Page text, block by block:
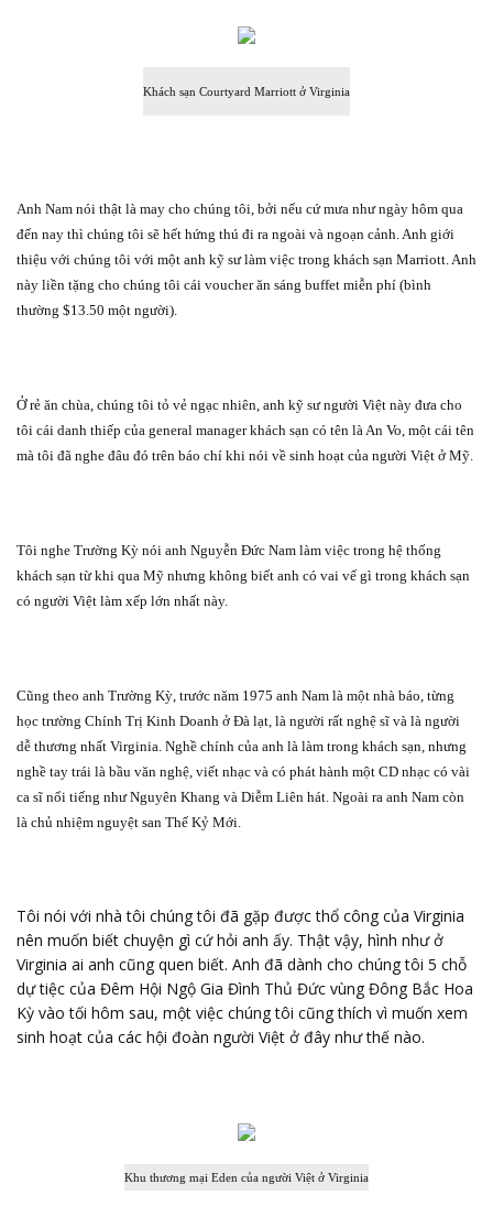
Khách sạn Courtyard Marriott ở Virginia
Anh Nam nói thật là may cho chúng tôi, bởi nếu cứ mưa như ngày hôm qua
đến nay thì chúng tôi sẽ hết hứng thú đi ra ngoài và ngoạn cảnh. Anh giới
thiệu với chúng tôi với một anh kỹ sư làm việc trong khách sạn Marriott. Anh
này liền tặng cho chúng tôi cái voucher ăn sáng buffet miễn phí (bình
thường $13.50 một người).
Ở rẻ ăn chùa, chúng tôi tỏ vẻ ngạc nhiên, anh kỹ sư người Việt này đưa cho
tôi cái danh thiếp của general manager khách sạn có tên là An Vo, một cái tên
mà tôi đã nghe đâu đó trên báo chí khi nói về sinh hoạt của người Việt ở Mỹ.
Tôi nghe Trường Kỳ nói anh Nguyễn Đức Nam làm việc trong hệ thống
khách sạn từ khi qua Mỹ nhưng không biết anh có vai vế gì trong khách sạn
có người Việt làm xếp lớn nhất này.
Cũng theo anh Trường Kỳ, trước năm 1975 anh Nam là một nhà báo, từng
học trường Chính Trị Kinh Doanh ở Đà lạt, là người rất nghệ sĩ và là người
dễ thương nhất Virginia. Nghề chính của anh là làm trong khách sạn, nhưng
nghề tay trái là bầu văn nghệ, viết nhạc và có phát hành một CD nhạc có vài
ca sĩ nổi tiếng như Nguyên Khang và Diễm Liên hát. Ngoài ra anh Nam còn
là chủ nhiệm nguyệt san Thế Kỷ Mới.
Tôi nói với nhà tôi chúng tôi đã gặp được thổ công của Virginia
nên muốn biết chuyện gì cứ hỏi anh ấy. Thật vậy, hình như ở
Virginia ai anh cũng quen biết. Anh đã dành cho chúng tôi 5 chỗ
dự tiệc của Đêm Hội Ngộ Gia Đình Thủ Đức vùng Đông Bắc Hoa
Kỳ vào tối hôm sau, một việc chúng tôi cũng thích vì muốn xem
sinh hoạt của các hội đoàn người Việt ở đây như thế nào.
Khu thương mại Eden của người Việt ở Virginia